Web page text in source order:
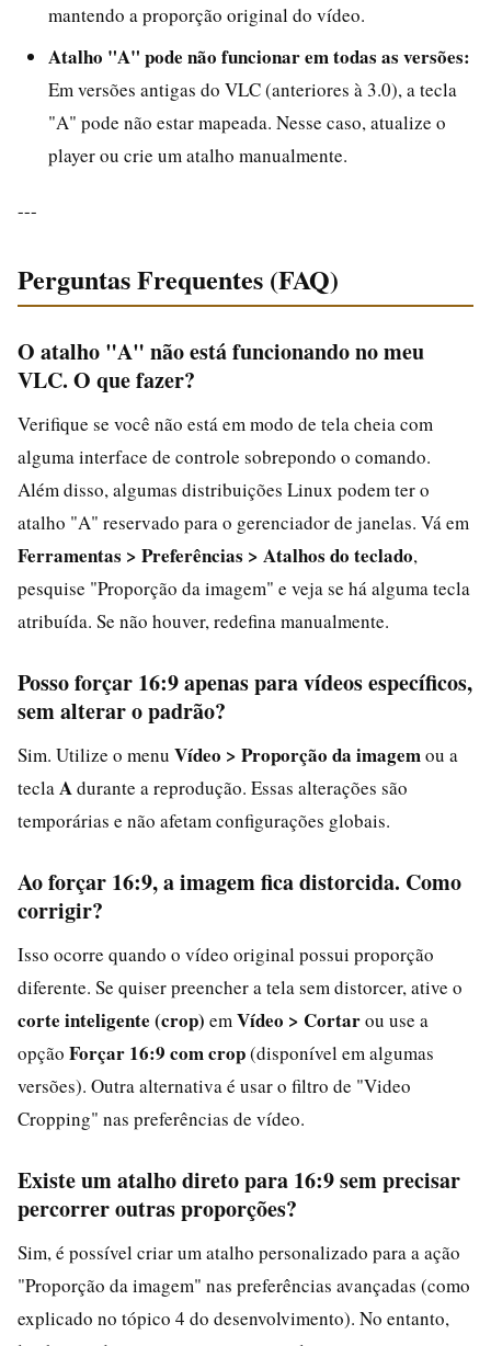
mantendo a proporção original do vídeo.
Atalho "A" pode não funcionar em todas as versões:
Em versões antigas do VLC (anteriores à 3.0), a tecla
"A" pode não estar mapeada. Nesse caso, atualize o
player ou crie um atalho manualmente.
---
Perguntas Frequentes (FAQ)
O atalho "A" não está funcionando no meu
VLC. O que fazer?
Verifique se você não está em modo de tela cheia com
alguma interface de controle sobrepondo o comando.
Além disso, algumas distribuições Linux podem ter o
atalho "A" reservado para o gerenciador de janelas. Vá em
Ferramentas > Preferências > Atalhos do teclado,
pesquise "Proporção da imagem" e veja se há alguma tecla
atribuída. Se não houver, redefina manualmente.
Posso forçar 16:9 apenas para vídeos específicos,
sem alterar o padrão?
Sim. Utilize o menu Vídeo > Proporção da imagemou a
tecla Adurante a reprodução. Essas alterações são
temporárias e não afetam configurações globais.
Ao forçar 16:9, a imagem fica distorcida. Como
corrigir?
Isso ocorre quando o vídeo original possui proporção
diferente. Se quiser preencher a tela sem distorcer, ative o
corte inteligente (crop) em Vídeo > Cortarou use a
opção Forçar 16:9 com crop(disponível em algumas
versões). Outra alternativa é usar o filtro de "Video
Cropping" nas preferências de vídeo.
Existe um atalho direto para 16:9 sem precisar
percorrer outras proporções?
Sim, é possível criar um atalho personalizado para a ação
"Proporção da imagem" nas preferências avançadas (como
explicado no tópico 4 do desenvolvimento). No entanto,